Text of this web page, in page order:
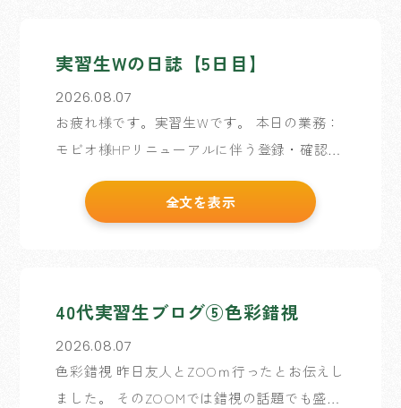
実習生Wの日誌【5日目】
2026.08.07
お疲れ様です。実習生Wです。 本日の業務：
モビオ様HPリニューアルに伴う登録・確認作
練校では、自分さえわかればいいという感覚
でワイヤーフレームを作成していましたが、
全文を表示
40代実習生ブログ⑤色彩錯視
2026.08.07
色彩錯視 昨日友人とZOOｍ行ったとお伝えし
ました。 そのZOOMでは錯視の話題でも盛り